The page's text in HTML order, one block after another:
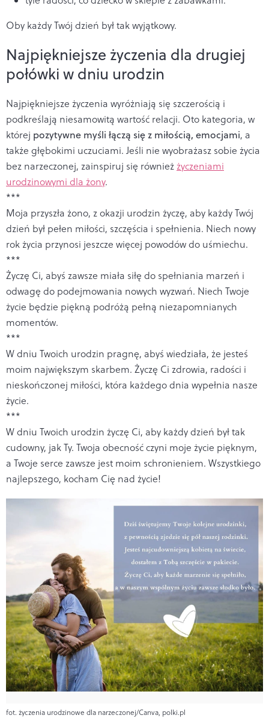
Oby każdy Twój dzień był tak wyjątkowy.
Najpiękniejsze życzenia dla drugiej
połówki w dniu urodzin
Najpiękniejsze życzenia wyróżniają się szczerością i
podkreślają niesamowitą wartość relacji. Oto kategoria, w
której pozytywne myśli łączą się z miłością, emocjami, a
także głębokimi uczuciami. Jeśli nie wyobrażasz sobie życia
bez narzeczonej, zainspiruj się równieżżyczeniami
urodzinowymi dla żony.
***
Moja przyszła żono, z okazji urodzin życzę, aby każdy Twój
dzień był pełen miłości, szczęścia i spełnienia. Niech nowy
rok życia przynosi jeszcze więcej powodów do uśmiechu.
***
Życzę Ci, abyś zawsze miała siłę do spełniania marzeń i
odwagę do podejmowania nowych wyzwań. Niech Twoje
życie będzie piękną podróżą pełną niezapomnianych
momentów.
***
W dniu Twoich urodzin pragnę, abyś wiedziała, że jesteś
moim największym skarbem. Życzę Ci zdrowia, radości i
nieskończonej miłości, która każdego dnia wypełnia nasze
życie.
***
W dniu Twoich urodzin życzę Ci, aby każdy dzień był tak
cudowny, jak Ty. Twoja obecność czyni moje życie pięknym,
a Twoje serce zawsze jest moim schronieniem. Wszystkiego
najlepszego, kocham Cię nad życie!
fot. życzenia urodzinowe dla narzeczonej/Canva, polki.pl